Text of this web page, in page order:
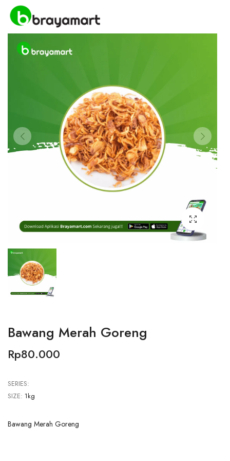
Bawang Merah Goreng
Rp80.000
SERIES:
SIZE: 1kg
Bawang Merah Goreng